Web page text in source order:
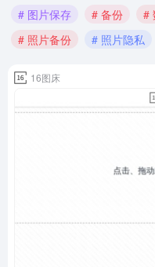
# 图片保存
# 备份 #
# 照片备份
# 照片隐私
16图床